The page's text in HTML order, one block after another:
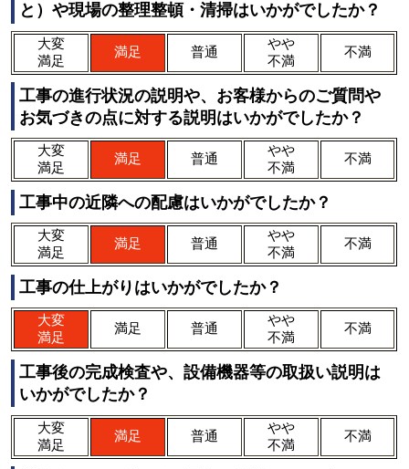
と）や現場の整理整頓・清掃はいかがでしたか？
大変
満足
満足 普通
やや
不満
不満
工事の進行状況の説明や、お客様からのご質問や
お気づきの点に対する説明はいかがでしたか？
大変
満足
満足 普通
やや
不満
不満
工事中の近隣への配慮はいかがでしたか？
大変
満足
満足 普通
やや
不満
不満
工事の仕上がりはいかがでしたか？
大変
満足
満足 普通
やや
不満
不満
工事後の完成検査や、設備機器等の取扱い説明は
いかがでしたか？
大変
満足
満足 普通
やや
不満
不満